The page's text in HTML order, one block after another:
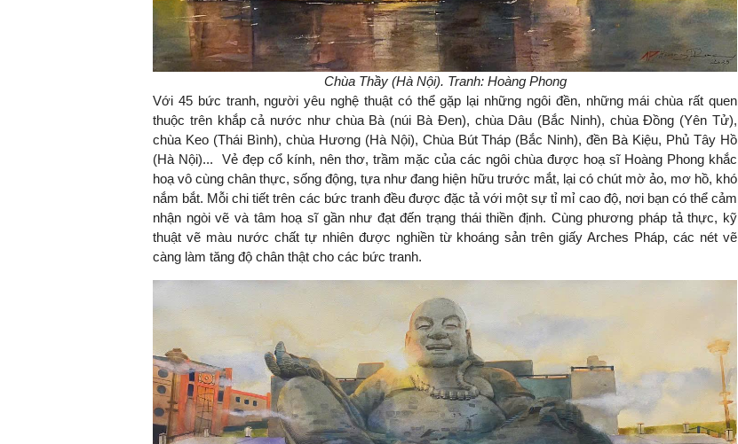
Chùa Thầy (Hà Nội). Tranh: Hoàng Phong
Với 45 bức tranh, người yêu nghệ thuật có thể gặp lại những ngôi đền, những mái chùa rất quen
thuộc trên khắp cả nước như chùa Bà (núi Bà Đen), chùa Dâu (Bắc Ninh), chùa Đồng (Yên Tử),
chùa Keo (Thái Bình), chùa Hương (Hà Nội), Chùa Bút Tháp (Bắc Ninh), đền Bà Kiệu, Phủ Tây Hồ
(Hà Nội)... Vẻ đẹp cổ kính, nên thơ, trầm mặc của các ngôi chùa được hoạ sĩ Hoàng Phong khắc
hoạ vô cùng chân thực, sống động, tựa như đang hiện hữu trước mắt, lại có chút mờ ảo, mơ hồ, khó
nắm bắt. Mỗi chi tiết trên các bức tranh đều được đặc tả với một sự tỉ mỉ cao độ, nơi bạn có thể cảm
nhận ngòi vẽ và tâm hoạ sĩ gần như đạt đến trạng thái thiền định. Cùng phương pháp tả thực, kỹ
thuật vẽ màu nước chất tự nhiên được nghiền từ khoáng sản trên giấy Arches Pháp, các nét vẽ
càng làm tăng độ chân thật cho các bức tranh.